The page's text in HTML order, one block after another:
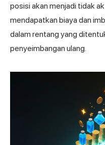
posisi akan menjadi tidak
mendapatkan biaya dan
dalam rentang yang
penyeimbangan ulang.